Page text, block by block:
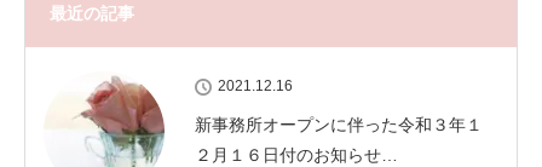
最近の記事
2021.12.16
新事務所オープンに伴った令和３年１
２月１６日付のお知らせ…